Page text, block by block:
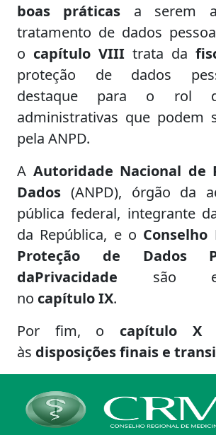
boas práticas a serem
tratamento de dados
o capítulo VIII trata da
proteção de dados
destaque para o rol
administrativas que podem
pela ANPD.
A Autoridade Nacional de
Dados (ANPD), órgão da
pública federal, integrante
da República, e o Conselho
Proteção de Dados
daPrivacidade são
no capítulo IX.
Por fim, o capítulo X
às disposições finais e